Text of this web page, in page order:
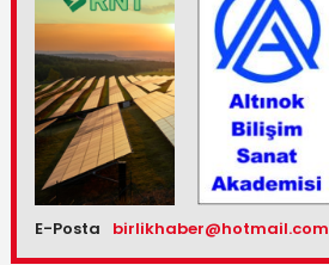
E-Posta birlikhaber@hotmail.com